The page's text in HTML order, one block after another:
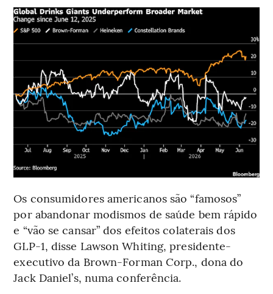
Os consumidores americanos são “famosos”
por abandonar modismos de saúde bem rápido
e “vão se cansar” dos efeitos colaterais dos
GLP-1, disse Lawson Whiting, presidente-
executivo da Brown-Forman Corp., dona do
Jack Daniel’s, numa conferência.